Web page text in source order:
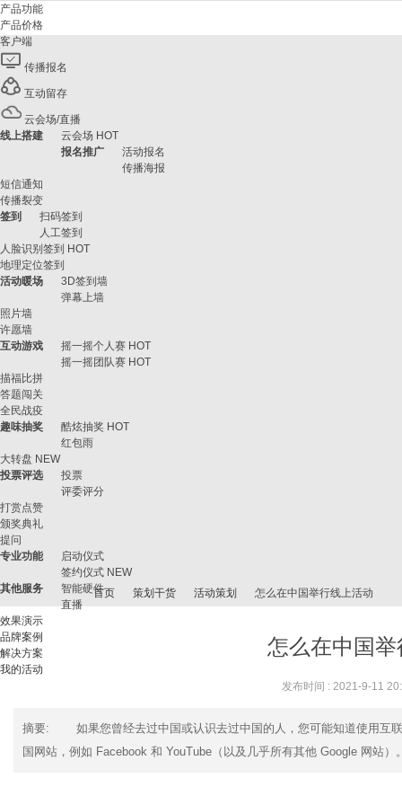
产品功能
产品价格
客户端
传播报名
互动留存
云会场/直播
线上搭建
云会场 HOT
报名推广
活动报名
传播海报
短信通知
传播裂变
签到
扫码签到
人工签到
人脸识别签到 HOT
地理定位签到
活动暖场
3D签到墙
弹幕上墙
照片墙
许愿墙
互动游戏
摇一摇个人赛 HOT
摇一摇团队赛 HOT
描福比拼
答题闯关
全民战疫
趣味抽奖
酷炫抽奖 HOT
红包雨
大转盘 NEW
投票评选
投票
评委评分
打赏点赞
颁奖典礼
提问
专业功能
启动仪式
签约仪式 NEW
其他服务
智能硬件
直播
效果演示
品牌案例
解决方案
我的活动
首页 策划干货 活动策划 怎么在中国举行线上活动
怎么在中国
发布时间 : 2021-9-11
摘要: 如果您曾经去过中国或认识去过中国的人，您可能知道使用互联
国网站，例如 Facebook 和 YouTube（以及几乎所有其他 Google 网